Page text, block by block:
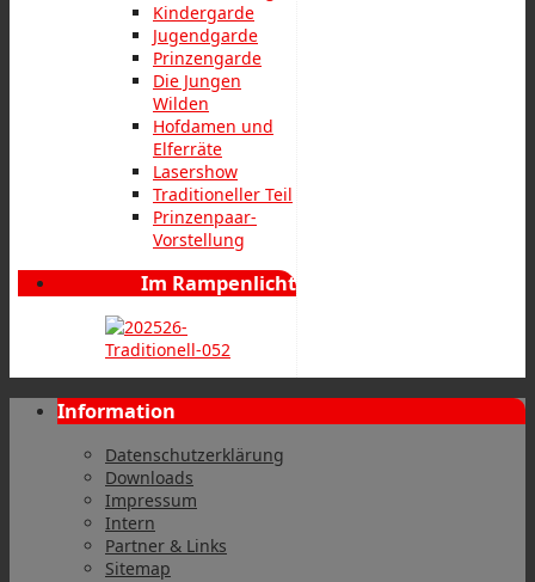
Kindergarde
Jugendgarde
Prinzengarde
Die Jungen
Wilden
Hofdamen und
Elferräte
Lasershow
Traditioneller Teil
Prinzenpaar-
Vorstellung
Im Rampenlicht
Information
Datenschutzerklärung
Downloads
Impressum
Intern
Partner & Links
Sitemap